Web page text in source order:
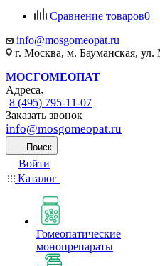
Сравнение товаров0
info@mosgomeopat.ru
г. Москва, м. Бауманская,
МОСГОМЕОПАТ
Адреса
8 (495) 795-11-07
Заказать звонок
info@mosgomeopat.ru
Поиск
Войти
Каталог
Гомеопатические
монопрепараты